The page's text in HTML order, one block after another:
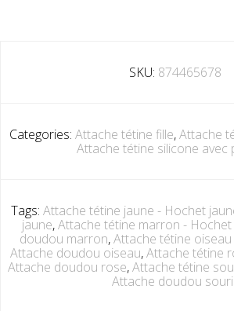
SKU: 874465678
Categories: Attache tétine fille,Attache
Attache tétine silicone avec
Tags: Attache tétine jaune - Hochet
jaune,Attache tétine marron -
doudou marron,Attache tétine
Attache doudou oiseau,Attache tétine
Attache doudou rose,Attache tétine
Attache doudou